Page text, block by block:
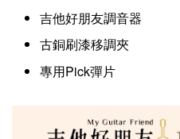
吉他好朋友調音器
古銅刷漆移調夾
專用Pick彈片